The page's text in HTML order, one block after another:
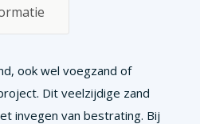
ook wel voegzand of
Dit veelzijdige zand
invegen van bestrating. Bij